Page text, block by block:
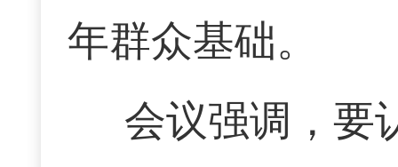
年群众基础。
会议强调，要